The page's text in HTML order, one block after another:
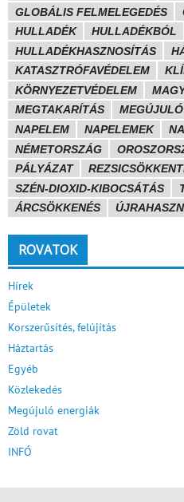
GLOBÁLIS FELMELEGEDÉS
HULLADÉK
HULLADÉKBÓL
HULLADÉKHASZNOSÍTÁS
KATASZTRÓFAVÉDELEM
KÖRNYEZETVÉDELEM
MEGTAKARÍTÁS
NAPELEM
NAPELEMEK
NÉMETORSZÁG
PÁLYÁZAT
SZÉN-DIOXID-KIBOCSÁTÁS
ÁRCSÖKKENÉS
ROVATOK
Hírek
Épületek
Korszerűsítés, felújítás
Háztartás
Egyéb
Közlekedés
Megújuló energiák
Zöld rovat
INFÓ